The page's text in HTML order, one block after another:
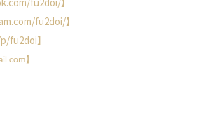
fu2doi/】
fu2doi】
】